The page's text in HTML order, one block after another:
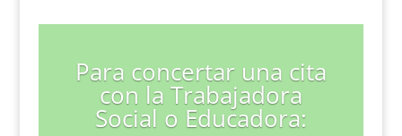
Para concertar una cita
con la Trabajadora
Social o Educadora: